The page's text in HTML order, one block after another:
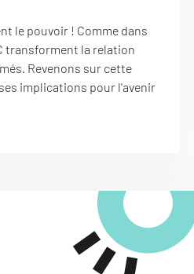
le pouvoir ! Comme dans
transforment la relation
Revenons sur cette
implications pour l'avenir